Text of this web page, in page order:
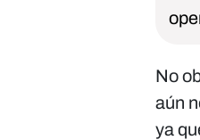
No
aún
ya